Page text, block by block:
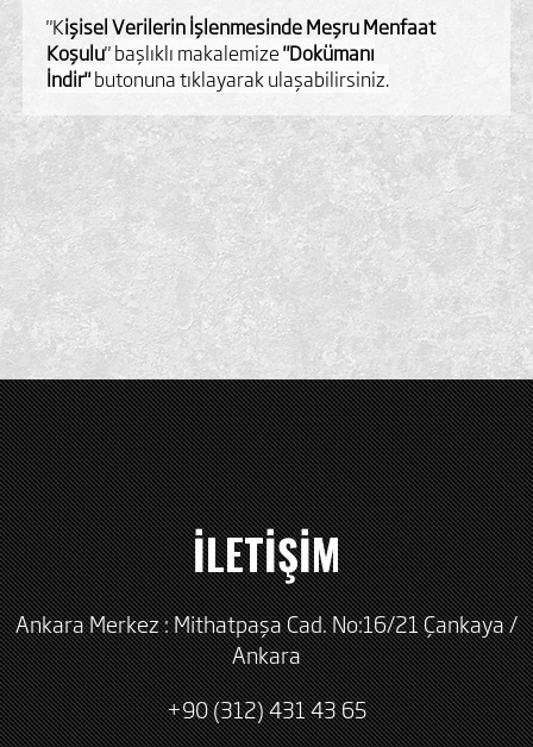
"Kişisel Verilerin İşlenmesinde Meşru Menfaat
Koşulu"başlıklı makalemize"Dokümanı
İndir"butonuna tıklayarak ulaşabilirsiniz.
İLETİŞİM
Ankara Merkez : Mithatpaşa Cad. No:16/21 Çankaya /
Ankara
+90 (312) 431 43 65